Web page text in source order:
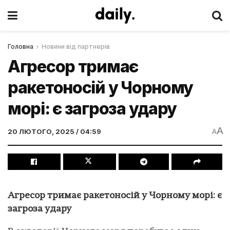
Головна Новини від партнерів
Агресор тримає
ракетоносій у Чорному
морі: є загроза удару
20 ЛЮТОГО, 2025 / 04:59 AA
Агресор тримає ракетоносій у Чорному морі: є
загроза удару